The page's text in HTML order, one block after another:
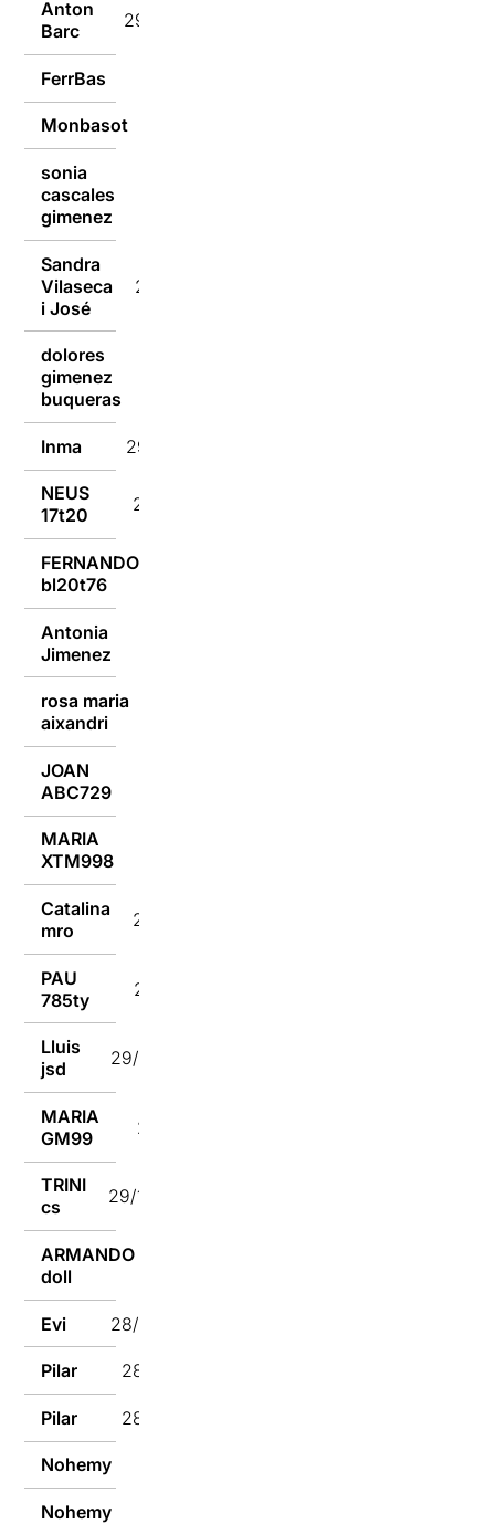
Anton
Barc
29/10/2024
FerrBas
Monbasot
sonia
cascales
gimenez
Sandra
Vilaseca
i José
29/10/2024
dolores
gimenez
buqueras
Inma 29/10/2024
NEUS
17t20
29/10/2024
FERNANDO
bl20t76
Antonia
Jimenez
rosa maria
aixandri
JOAN
ABC729
MARIA
XTM998
Catalina
mro
29/10/2024
PAU
785ty
29/10/2024
Lluis
jsd
29/10/2024
MARIA
GM99
29/10/2024
TRINI
cs
29/10/2024
ARMANDO
doll
Evi 28/10/2024
Pilar 28/10/2024
Pilar 28/10/2024
Nohemy
Nohemy